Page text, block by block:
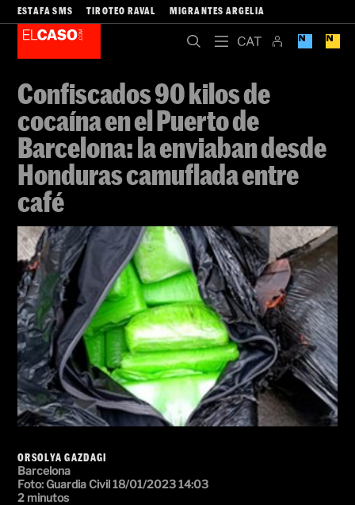
ESTAFA SMS TIROTEO RAVAL MIGRANTES ARGELIA
Confiscados 90 kilos de
cocaína en el Puerto de
Barcelona: la enviaban desde
Honduras camuflada entre
café
ORSOLYA GAZDAGI
Barcelona
Foto:Guardia Civil18/01/2023 14:03
2 minutos